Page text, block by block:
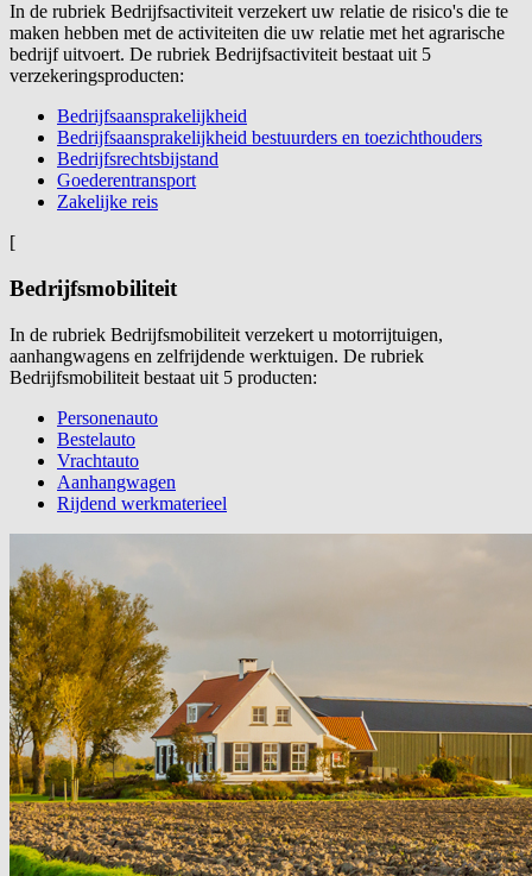
In de rubriek Bedrijfsactiviteit verzekert uw relatie de risico's die te
maken hebben met de activiteiten die uw relatie met het agrarische
bedrijf uitvoert. De rubriek Bedrijfsactiviteit bestaat uit 5
verzekeringsproducten:
Bedrijfsaansprakelijkheid
Bedrijfsaansprakelijkheid bestuurders en toezichthouders
Bedrijfsrechtsbijstand
Goederentransport
Zakelijke reis
[
Bedrijfsmobiliteit
In de rubriek Bedrijfsmobiliteit verzekert u motorrijtuigen,
aanhangwagens en zelfrijdende werktuigen. De rubriek
Bedrijfsmobiliteit bestaat uit 5 producten:
Personenauto
Bestelauto
Vrachtauto
Aanhangwagen
Rijdend werkmaterieel